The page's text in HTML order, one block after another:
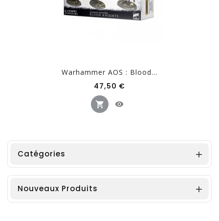
Warhammer AOS : Blood...
47,50 €
Catégories 
Nouveaux Produits 